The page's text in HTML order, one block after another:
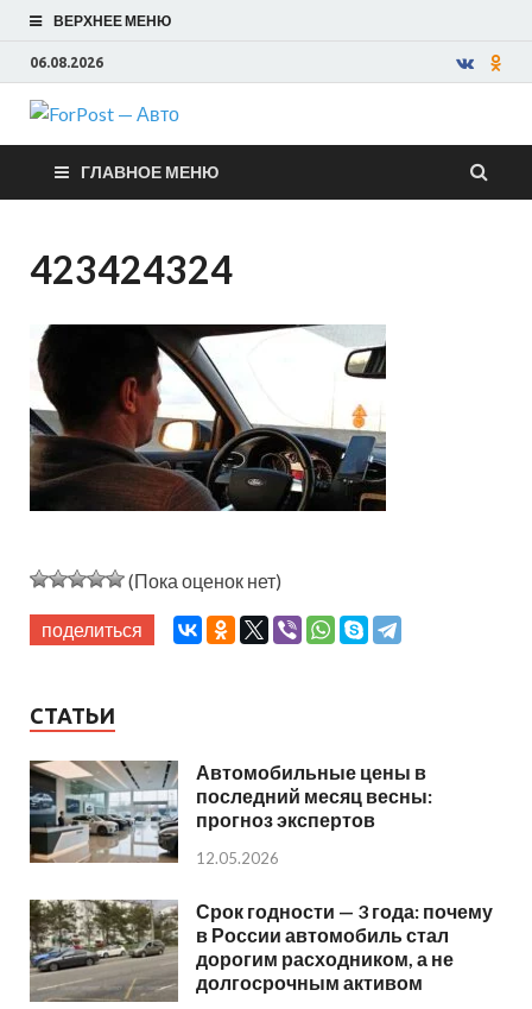
ВЕРХНЕЕ МЕНЮ
06.08.2026
ForPost —
Авто
ГЛАВНОЕ МЕНЮ
423424324
(Пока оценок нет)
поделиться
СТАТЬИ
Автомобильные цены в
последний месяц весны:
прогноз экспертов
12.05.2026
Срок годности — 3 года: почему
в России автомобиль стал
дорогим расходником, а не
долгосрочным активом